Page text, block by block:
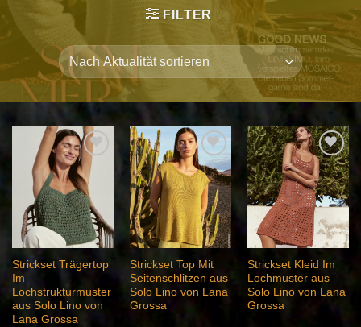
FILTER
Auf die
Wunschliste
Strickset Trägertop
Im
Lochstrukturmuster
aus Solo Lino von
Lana Grossa
Auf die
Wunschliste
Strickset Top Mit
Seitenschlitzen aus
Solo Lino von Lana
Grossa
Auf die
Wunschliste
Strickset Kleid Im
Lochmuster aus
Solo Lino von Lana
Grossa